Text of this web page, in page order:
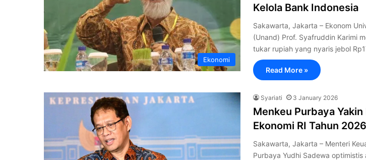
Ekonomi
Kelola Bank Indonesia
Sakawarta, ‎Jakarta – Ekonom
(Unand) Prof. Syafruddin Karimi
tukar rupiah yang nyaris jebol
Read More »
Syariati 3 January 2026
Menkeu Purbaya
Ekonomi RI Tahun
Sakawarta, Jakarta – Menteri
Purbaya Yudhi Sadewa